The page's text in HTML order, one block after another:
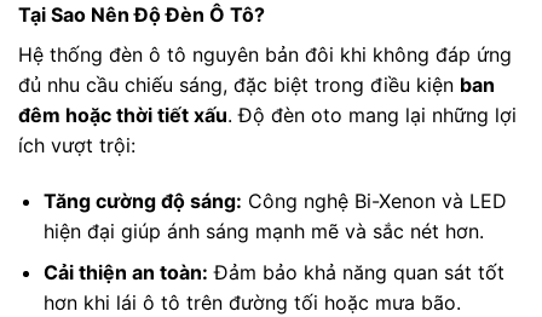
Tại Sao Nên Độ Đèn Ô Tô?
Hệ thống đèn ô tô nguyên bản đôi khi không đáp ứng
đủ nhu cầu chiếu sáng, đặc biệt trong điều kiện ban
đêm hoặc thời tiết xấu. Độ đèn oto mang lại những lợi
ích vượt trội:
Tăng cường độ sáng: Công nghệ Bi-Xenon và LED
hiện đại giúp ánh sáng mạnh mẽ và sắc nét hơn.
Cải thiện an toàn: Đảm bảo khả năng quan sát tốt
hơn khi lái ô tô trên đường tối hoặc mưa bão.